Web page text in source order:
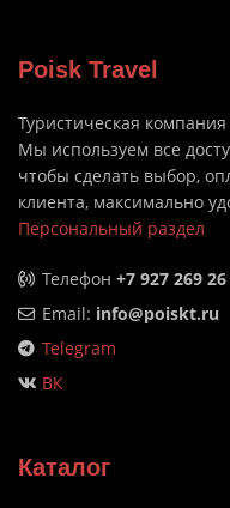
Poisk Travel
Туристическая
Мы используем все
чтобы сделать выбор,
клиента, максимально
Персональный раздел
Телефон +7 927 269
Email: info@poiskt.ru
Telegram
ВК
Каталог